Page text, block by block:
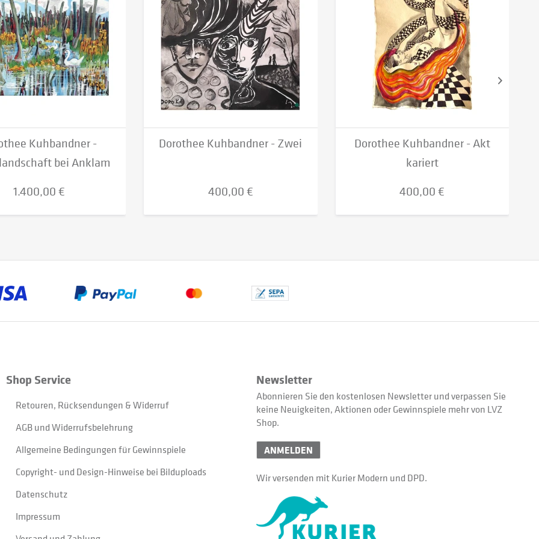
Kuhbandner -
bei Anklam
1.400,00 €
Dorothee Kuhbandner - Zwei
400,00 €
Dorothee Kuhbandner - Akt
kariert
400,00 €
Shop Service
Retouren, Rücksendungen & Widerruf
AGB und Widerrufsbelehrung
Allgemeine Bedingungen für Gewinnspiele
Copyright- und Design-Hinweise bei Bilduploads
Datenschutz
Impressum
Newsletter
Abonnieren Sie den kostenlosen Newsletter und verpassen Sie
keine Neuigkeiten, Aktionen oder Gewinnspiele mehr von LVZ
Shop.
ANMELDEN
Wir versenden mit Kurier Modern und DPD.